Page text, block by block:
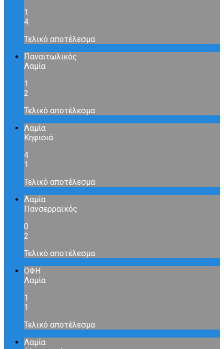
1
4
Τελικό αποτέλεσμα
Παναιτωλικός
Λαμία
1
2
Τελικό αποτέλεσμα
Λαμία
Κηφισιά
4
1
Τελικό αποτέλεσμα
Λαμία
Πανσερραϊκός
0
2
Τελικό αποτέλεσμα
ΟΦΗ
Λαμία
1
1
Τελικό αποτέλεσμα
Λαμία